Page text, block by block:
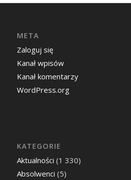
META
Zaloguj się
Kanał wpisów
Kanał komentarzy
WordPress.org
KATEGORIE
Aktualności (1 330)
Absolwenci (5)